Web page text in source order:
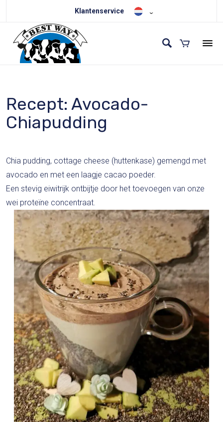
Klantenservice
Recept: Avocado-
Chiapudding
Chia pudding, cottage cheese (huttenkase) gemengd met
avocado en met een laagje cacao poeder.
Een stevig eiwitrijk ontbijtje door het toevoegen van onze
wei proteïne concentraat.